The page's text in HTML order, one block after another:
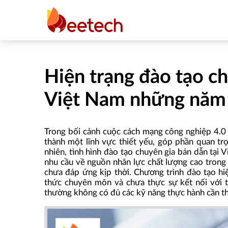
Hiện trạng đào tạo
Việt Nam những
Trong bối cảnh cuộc cách mạng công nghiệp
thành một lĩnh vực thiết yếu, góp phần quan
nhiên, tình hình đào tạo chuyên gia bán dẫn tại
nhu cầu về nguồn nhân lực chất lượng cao
chưa đáp ứng kịp thời. Chương trình đào tạo
thức chuyên môn và chưa thực sự kết nối với
thường không có đủ các kỹ năng thực hành cần